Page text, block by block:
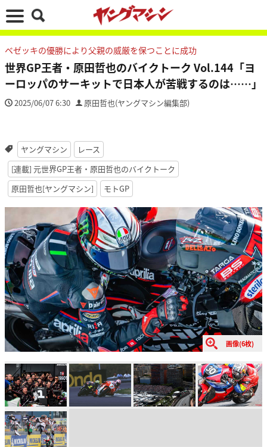
ベゼッキの優勝により父親の威厳を保つことに成功
世界GP王者・原田哲也のバイクトーク Vol.144「ヨ
ーロッパのサーキットで日本人が苦戦するのは……」
2025/06/07 6:30 原田哲也(ヤングマシン編集部)
ヤングマシン
レース
[連載] 元世界GP王者・原田哲也のバイクトーク
原田哲也[ヤングマシン]
モトGP
画像(6枚)